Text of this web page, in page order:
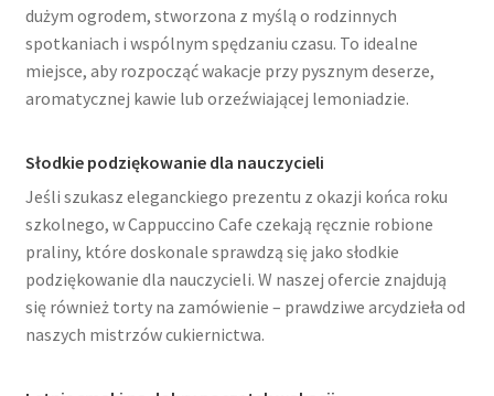
dużym ogrodem, stworzona z myślą o rodzinnych
spotkaniach i wspólnym spędzaniu czasu. To idealne
miejsce, aby rozpocząć wakacje przy pysznym deserze,
aromatycznej kawie lub orzeźwiającej lemoniadzie.
Słodkie podziękowanie dla nauczycieli
Jeśli szukasz eleganckiego prezentu z okazji końca roku
szkolnego, w Cappuccino Cafe czekają ręcznie robione
praliny, które doskonale sprawdzą się jako słodkie
podziękowanie dla nauczycieli. W naszej ofercie znajdują
się również tortyna zamówienie – prawdziwe arcydzieła od
naszych mistrzów cukiernictwa.